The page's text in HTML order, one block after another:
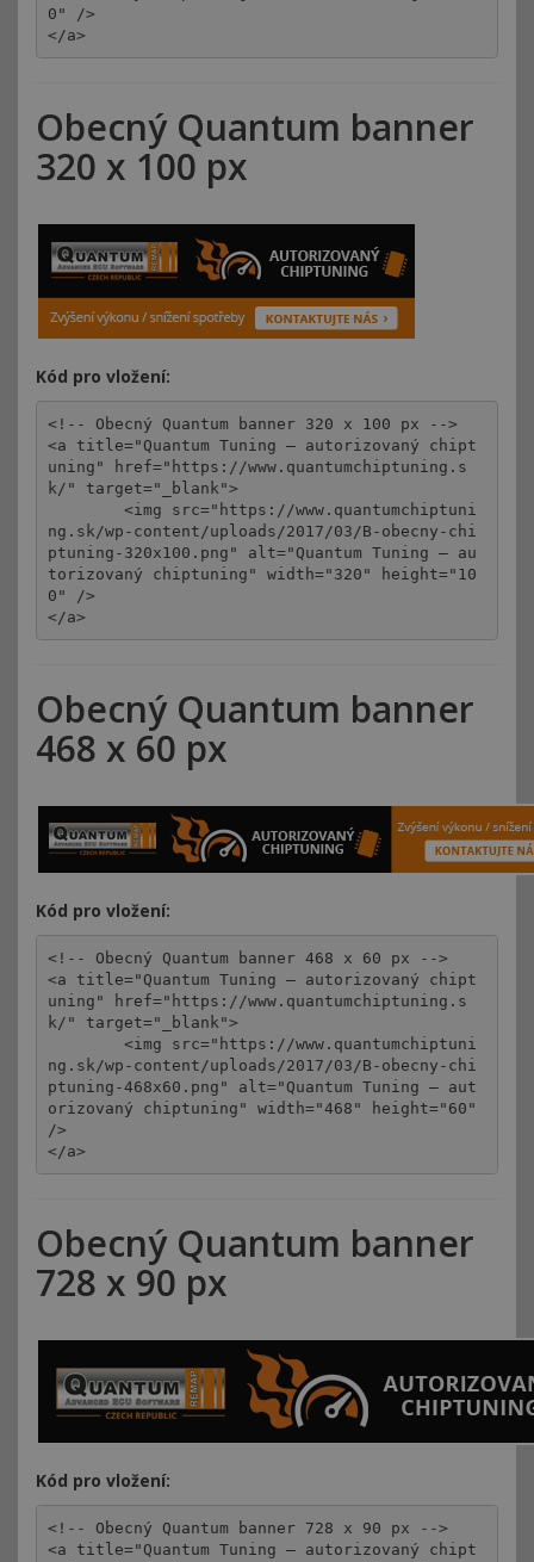
0" />
</a>
Obecný Quantum banner
320 x 100 px
Kód pro vložení:
<!-- Obecný Quantum banner 320 x 100 px -->
<a title="Quantum Tuning – autorizovaný chipt
uning" href="https://www.quantumchiptuning.s
k/" target="_blank">
	<img src="https://www.quantumchiptuni
ng.sk/wp-content/uploads/2017/03/B-obecny-chi
ptuning-320x100.png" alt="Quantum Tuning – au
torizovaný chiptuning" width="320" height="10
0" />
</a>
Obecný Quantum banner
468 x 60 px
Kód pro vložení:
<!-- Obecný Quantum banner 468 x 60 px -->
<a title="Quantum Tuning – autorizovaný chipt
uning" href="https://www.quantumchiptuning.s
k/" target="_blank">
	<img src="https://www.quantumchiptuni
ng.sk/wp-content/uploads/2017/03/B-obecny-chi
ptuning-468x60.png" alt="Quantum Tuning – aut
orizovaný chiptuning" width="468" height="60"
/>
</a>
Obecný Quantum banner
728 x 90 px
Kód pro vložení:
<!-- Obecný Quantum banner 728 x 90 px -->
<a title="Quantum Tuning – autorizovaný chipt